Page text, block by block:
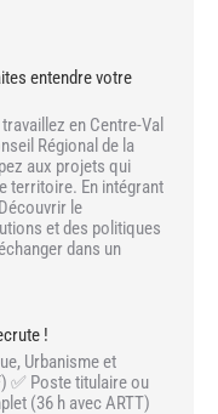
entendre votre
en Centre-Val
Régional de la
aux projets qui
territoire. En intégrant
le
et des politiques
dans un
!
Urbanisme et
✅ Poste titulaire ou
(36 h avec ARTT)